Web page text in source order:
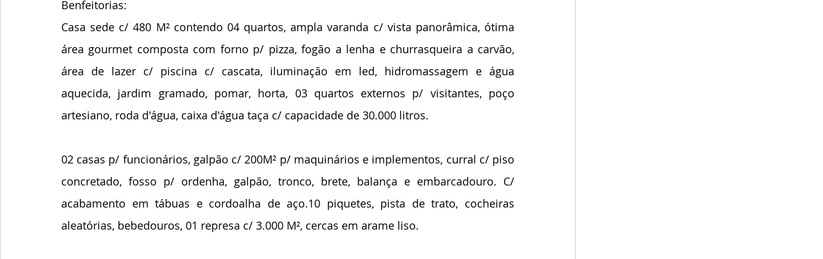
Benfeitorias:
Casa sede c/ 480 M² contendo 04 quartos, ampla varanda c/ vista panorâmica, ótima
área gourmet composta com forno p/ pizza, fogão a lenha e churrasqueira a carvão,
área de lazer c/ piscina c/ cascata, iluminação em led, hidromassagem e água
aquecida, jardim gramado, pomar, horta, 03 quartos externos p/ visitantes, poço
artesiano, roda d'água, caixa d'água taça c/ capacidade de 30.000 litros.
02 casas p/ funcionários, galpão c/ 200M² p/ maquinários e implementos, curral c/ piso
concretado, fosso p/ ordenha, galpão, tronco, brete, balança e embarcadouro. C/
acabamento em tábuas e cordoalha de aço.10 piquetes, pista de trato, cocheiras
aleatórias, bebedouros, 01 represa c/ 3.000 M², cercas em arame liso.